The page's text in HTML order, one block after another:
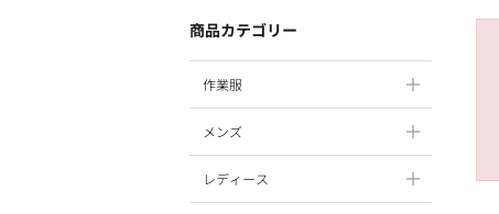
商品カテゴリー
作業服
メンズ
レディース